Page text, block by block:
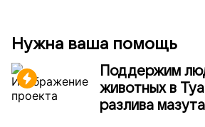
Нужна ваша помощь
Поддержим
животных в
разлива мазута